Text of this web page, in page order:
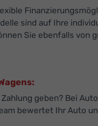
sind auf Ihre
Sie ebenfalls von
geben? Bei
bewertet Ihr Auto